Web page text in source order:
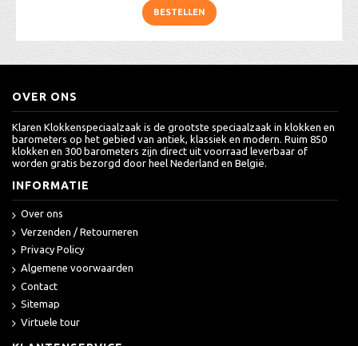
BESTELLEN
OVER ONS
Klaren Klokkenspeciaalzaak is de grootste speciaalzaak in klokken en
barometers op het gebied van antiek, klassiek en modern. Ruim 850
klokken en 300 barometers zijn direct uit voorraad leverbaar of
worden gratis bezorgd door heel Nederland en België.
INFORMATIE
Over ons
Verzenden / Retourneren
Privacy Policy
Algemene voorwaarden
Contact
Sitemap
Virtuele tour